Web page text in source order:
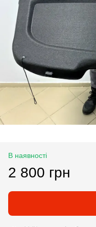
В наявності
2 800 грн